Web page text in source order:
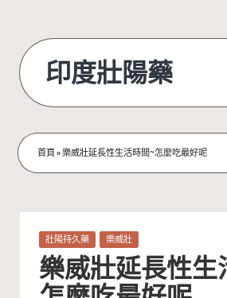
content
印度壯陽藥
首頁»樂威壯延長性生活時間~怎麼吃最好呢
Posted
in
壯陽持久藥 樂威壯
樂威壯延長性生